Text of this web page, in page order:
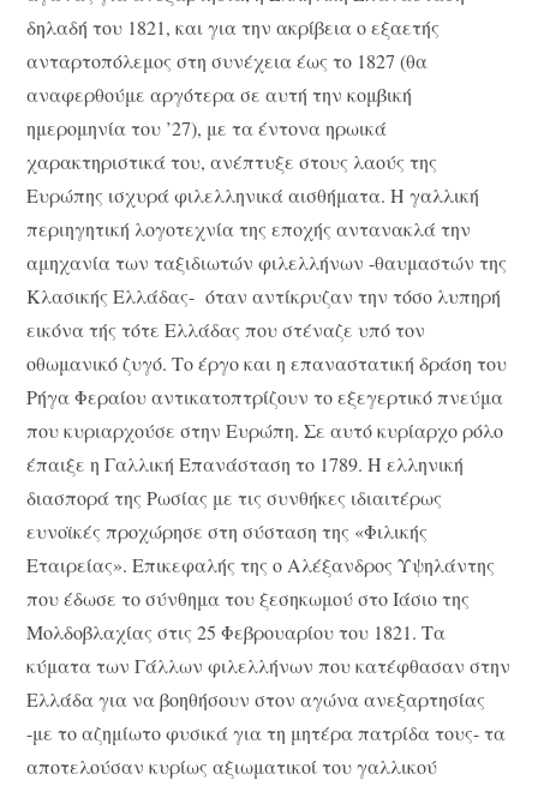
δηλαδή του 1821, και για την ακρίβεια ο εξαετής
ανταρτοπόλεμος στη συνέχεια έως το 1827 (θα
αναφερθούμε αργότερα σε αυτή την κομβική
ημερομηνία του ’27), με τα έντονα ηρωικά
χαρακτηριστικά του, ανέπτυξε στους λαούς της
Ευρώπης ισχυρά φιλελληνικά αισθήματα. Η γαλλική
περιηγητική λογοτεχνία της εποχής αντανακλά την
αμηχανία των ταξιδιωτών φιλελλήνων -θαυμαστών της
Κλασικής Ελλάδας- όταν αντίκρυζαν την τόσο λυπηρή
εικόνα τής τότε Ελλάδας που στέναζε υπό τον
οθωμανικό ζυγό. Το έργο και η επαναστατική δράση του
Ρήγα Φεραίου αντικατοπτρίζουν το εξεγερτικό πνεύμα
που κυριαρχούσε στην Ευρώπη. Σε αυτό κυρίαρχο ρόλο
έπαιξε η Γαλλική Επανάσταση το 1789. Η ελληνική
διασπορά της Ρωσίας με τις συνθήκες ιδιαιτέρως
ευνοϊκές προχώρησε στη σύσταση της «Φιλικής
Εταιρείας». Επικεφαλής της ο Αλέξανδρος Υψηλάντης
που έδωσε το σύνθημα του ξεσηκωμού στο Ιάσιο της
Μολδοβλαχίας στις 25 Φεβρουαρίου του 1821. Τα
κύματα των Γάλλων φιλελλήνων που κατέφθασαν στην
Ελλάδα για να βοηθήσουν στον αγώνα ανεξαρτησίας
-με το αζημίωτο φυσικά για τη μητέρα πατρίδα τους- τα
αποτελούσαν κυρίως αξιωματικοί του γαλλικού